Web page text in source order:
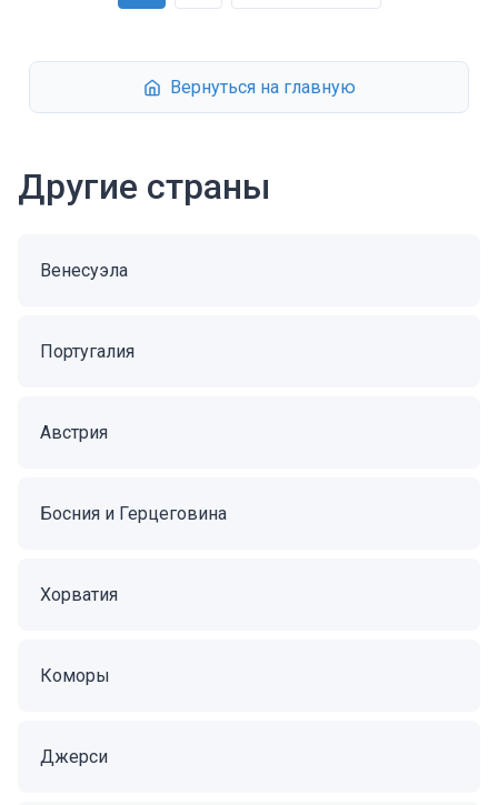
Вернуться на главную
Другие страны
Венесуэла
Португалия
Австрия
Босния и Герцеговина
Хорватия
Коморы
Джерси